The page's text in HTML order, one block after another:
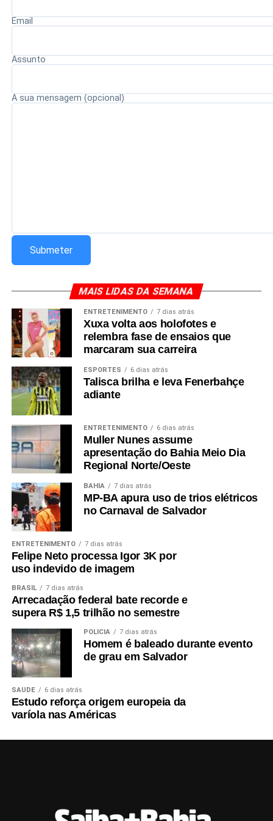
competentes. A expectativa é que a alteração contribua
para fortalecer a ética, a integridade e a responsabilidade
Email
Assunto
A sua mensagem (opcional)
MAIS LIDAS DA SEMANA
ENTRETENIMENTO 7 dias atrás
Xuxa volta aos holofotes e
relembra fase de ensaios que
marcaram sua carreira
ESPORTES 6 dias atrás
Talisca brilha e leva Fenerbahçe
adiante
ENTRETENIMENTO 6 dias atrás
Muller Nunes assume
apresentação do Bahia Meio Dia
Regional Norte/Oeste
BAHIA 7 dias atrás
MP-BA apura uso de trios elétricos
no Carnaval de Salvador
ENTRETENIMENTO 7 dias atrás
Felipe Neto processa Igor 3K por
uso indevido de imagem
BRASIL 7 dias atrás
Arrecadação federal bate recorde e
supera R$ 1,5 trilhão no semestre
POLÍCIA 7 dias atrás
Homem é baleado durante evento
de grau em Salvador
SAÚDE 6 dias atrás
Estudo reforça origem europeia da
varíola nas Américas